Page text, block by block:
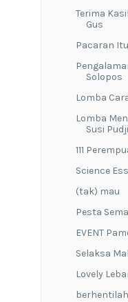
Terima
Gus
Pacaran
Solopos
Lomba
Lomba
Susi
111
Science
(tak) mau
Pesta
EVENT
Selaksa
Lovely
berhentilah